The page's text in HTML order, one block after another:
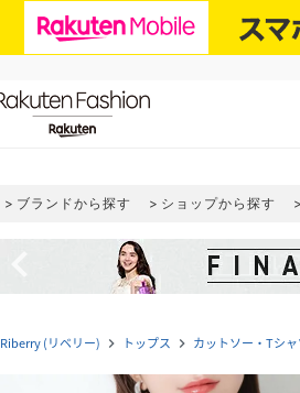
ブランドから探す ショップから探す
Riberry (リベリー) navigate_next トップス navigate_next カットソー・Tシャ